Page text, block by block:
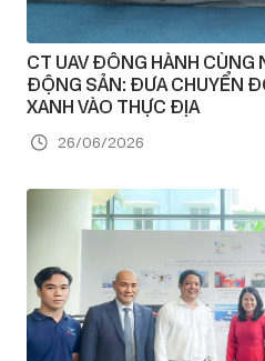
CT UAV ĐỒNG HÀNH CÙNG
ĐỘNG SẢN: ĐƯA CHUYỂN
XANH VÀO THỰC ĐỊA
26/06/2026